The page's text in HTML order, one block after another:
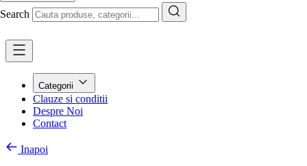
Search
Categorii
Clauze si conditii
Despre Noi
Contact
Inapoi